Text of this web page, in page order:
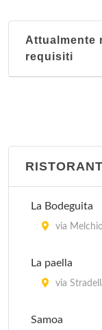
Attualmente
requisiti
La Bodeguita
via
La paella
via
Samoa